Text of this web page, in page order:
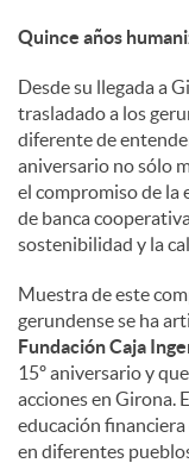
Quince años
Desde su llegada a
trasladado a los
diferente de
aniversario no sólo
el compromiso de
de banca
sostenibilidad y la
Muestra de este
gerundense se ha
Fundación Caja
15º aniversario y
acciones en Girona.
educación
en diferentes